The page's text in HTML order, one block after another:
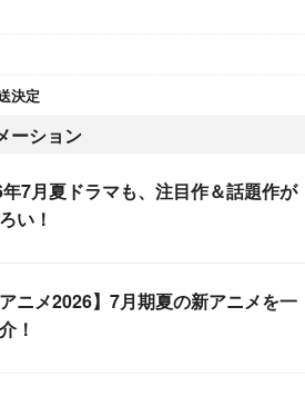
決定
ーション
7月夏ドラマも、注目作＆話題作が
い！
アニメ2026】7月期夏の新アニメを一
！